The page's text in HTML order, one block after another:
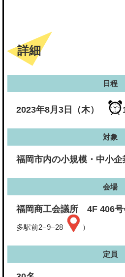
詳細
日程
2023年8月3日（木）
対象
福岡市内の小規模・中小
会場
福岡商工会議所 4F 406号
多駅前2−9−28 ）
定員